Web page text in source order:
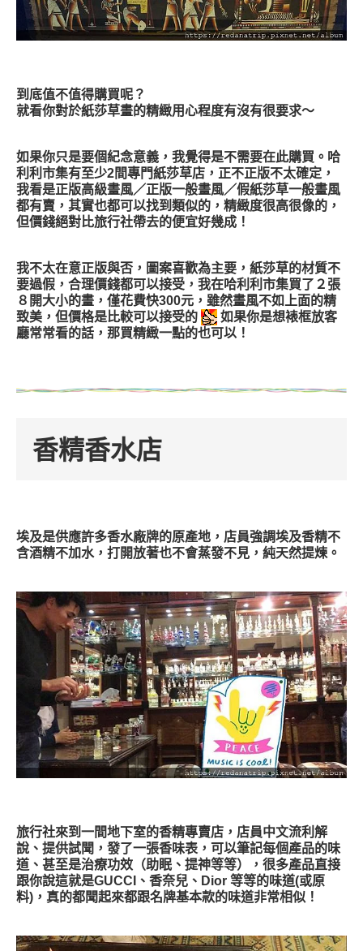
到底值不值得購買呢？
就看你對於紙莎草畫的精緻用心程度有沒有很要求～
如果你只是要個紀念意義，我覺得是不需要在此購買。哈
利利市集有至少2間專門紙莎草店，正不正版不太確定，
我看是正版高級畫風／正版一般畫風／假紙莎草一般畫風
都有賣，其實也都可以找到類似的，精緻度很高很像的，
但價錢絕對比旅行社帶去的便宜好幾成！
我不太在意正版與否，圖案喜歡為主要，紙莎草的材質不
要過假，合理價錢都可以接受，我在哈利利市集買了２張
８開大小的畫，僅花費快300元，雖然畫風不如上面的精
致美，但價格是比較可以接受的
如果你是想裱框放客
廳常常看的話，那買精緻一點的也可以！
香精香水店
埃及是供應許多香水廠牌的原產地，店員強調埃及香精不
含酒精不加水，打開放著也不會蒸發不見，純天然提煉。
旅行社來到一間地下室的香精專賣店，店員中文流利解
說、提供試聞，發了一張香味表，可以筆記每個產品的味
道、甚至是治療功效（助眠、提神等等），很多產品直接
跟你說這就是GUCCI、香奈兒、Dior 等等的味道(或原
料)，真的都聞起來都跟名牌基本款的味道非常相似！